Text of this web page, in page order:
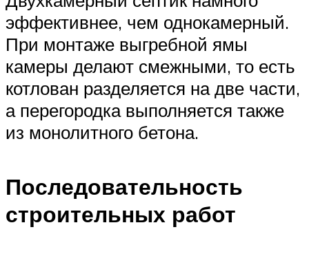
эффективнее, чем однокамерный.
При монтаже выгребной ямы
камеры делают смежными, то есть
котлован разделяется на две части,
а перегородка выполняется также
из монолитного бетона.
Последовательность
строительных работ